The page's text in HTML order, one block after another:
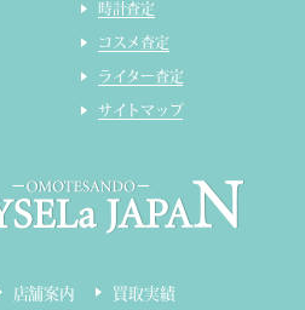
時計査定
コスメ査定
ライター査定
サイトマップ
店舗案内 買取実績